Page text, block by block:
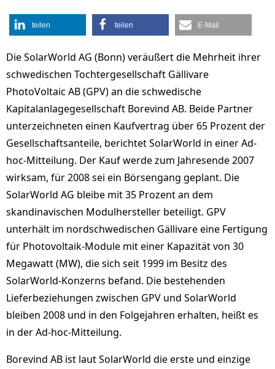
teilen teilen E-Mail
Die SolarWorld AG (Bonn) veräußert die Mehrheit ihrer
schwedischen Tochtergesellschaft Gällivare
PhotoVoltaic AB (GPV) an die schwedische
Kapitalanlagegesellschaft Borevind AB. Beide Partner
unterzeichneten einen Kaufvertrag über 65 Prozent der
Gesellschaftsanteile, berichtet SolarWorld in einer Ad-
hoc-Mitteilung. Der Kauf werde zum Jahresende 2007
wirksam, für 2008 sei ein Börsengang geplant. Die
SolarWorld AG bleibe mit 35 Prozent an dem
skandinavischen Modulhersteller beteiligt. GPV
unterhält im nordschwedischen Gällivare eine Fertigung
für Photovoltaik-Module mit einer Kapazität von 30
Megawatt (MW), die sich seit 1999 im Besitz des
SolarWorld-Konzerns befand. Die bestehenden
Lieferbeziehungen zwischen GPV und SolarWorld
bleiben 2008 und in den Folgejahren erhalten, heißt es
in der Ad-hoc-Mitteilung.
Borevind AB ist laut SolarWorld die erste und einzige